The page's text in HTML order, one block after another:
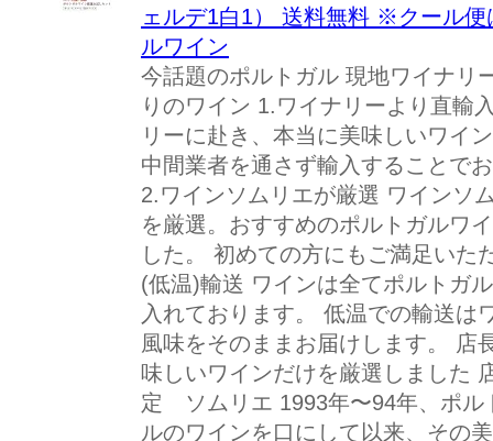
ェルデ1白1） 送料無料 ※クール
ルワイン
今話題のポルトガル 現地ワイナリ
りのワイン 1.ワイナリーより直輸
リーに赴き、本当に美味しいワイ
中間業者を通さず輸入することで
2.ワインソムリエが厳選 ワインソ
を厳選。おすすめのポルトガルワ
した。 初めての方にもご満足いた
(低温)輸送 ワインは全てポルトガ
入れております。 低温での輸送は
風味をそのままお届けします。 店
味しいワインだけを厳選しました
定 ソムリエ 1993年〜94年、ポル
ルのワインを口にして以来、その